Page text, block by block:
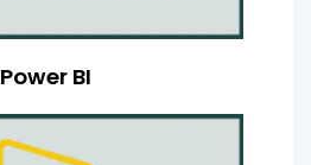
Power BI